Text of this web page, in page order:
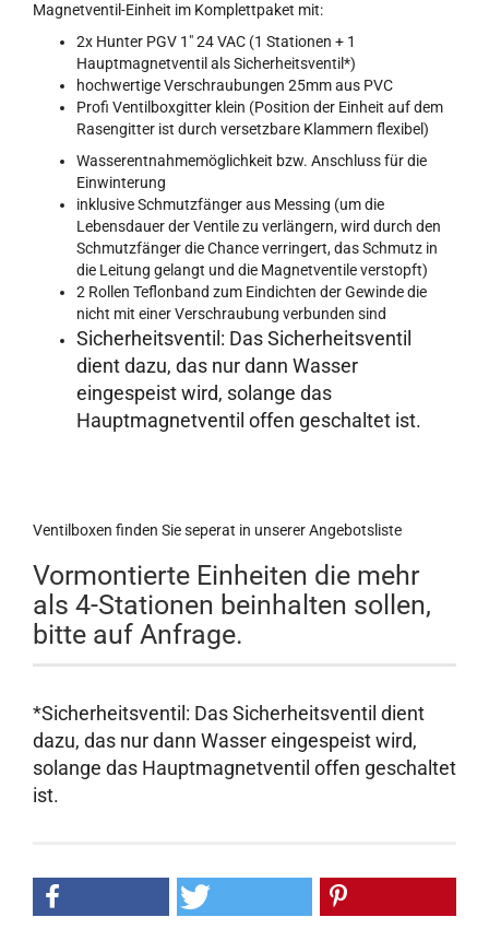
Magnetventil-Einheit im Komplettpaket mit:
2x Hunter PGV 1" 24 VAC (1 Stationen + 1
Hauptmagnetventil als Sicherheitsventil*)
hochwertige Verschraubungen 25mm aus PVC
Profi Ventilboxgitter klein (Position der Einheit auf dem
Rasengitter ist durch versetzbare Klammern flexibel)
Wasserentnahmemöglichkeit bzw. Anschluss für die
Einwinterung
inklusive Schmutzfänger aus Messing (um die
Lebensdauer der Ventile zu verlängern, wird durch den
Schmutzfänger die Chance verringert, das Schmutz in
die Leitung gelangt und die Magnetventile verstopft)
2 Rollen Teflonband zum Eindichten der Gewinde die
nicht mit einer Verschraubung verbunden sind
Sicherheitsventil: Das Sicherheitsventil
dient dazu, das nur dann Wasser
eingespeist wird, solange das
Hauptmagnetventil offen geschaltet ist.
Ventilboxen finden Sie seperat in unserer Angebotsliste
Vormontierte Einheiten die mehr
als 4-Stationen beinhalten sollen,
bitte auf Anfrage.
*Sicherheitsventil: Das Sicherheitsventil dient
dazu, das nur dann Wasser eingespeist wird,
solange das Hauptmagnetventil offen geschaltet
ist.